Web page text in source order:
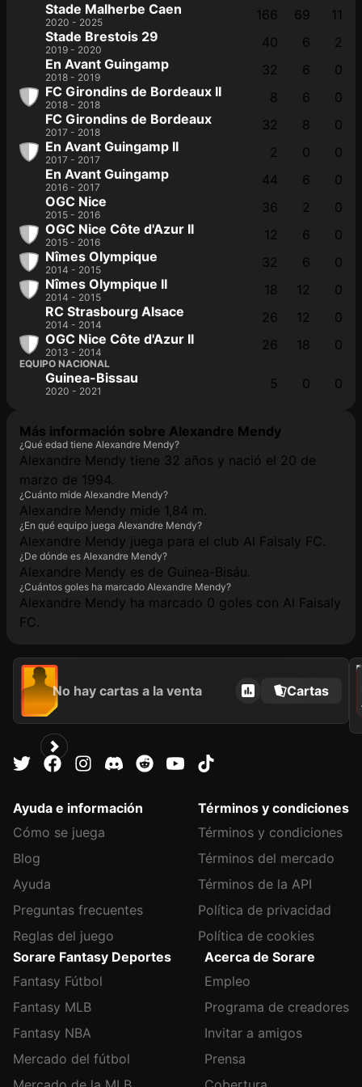
Stade Malherbe Caen
2020 - 2025 166 69
11
Stade Brestois 29
2019 - 2020 40 6
2
En Avant Guingamp
2018 - 2019 32 6
0
FC Girondins de Bordeaux II
2018 - 2018 8 6
0
FC Girondins de Bordeaux
2017 - 2018 32 8
0
En Avant Guingamp II
2017 - 2017 2 0
0
En Avant Guingamp
2016 - 2017 44 6
0
OGC Nice
2015 - 2016 36 2
0
OGC Nice Côte d'Azur II
2015 - 2016 12 6
0
Nîmes Olympique
2014 - 2015 32 6
0
Nîmes Olympique II
2014 - 2015 18 12
0
RC Strasbourg Alsace
2014 - 2014 26 12
0
OGC Nice Côte d'Azur II
2013 - 2014 26 18 0
EQUIPO NACIONAL
Guinea-Bissau
2020 - 2021 5 0 0
Más información sobre Alexandre Mendy
¿Qué edad tiene Alexandre Mendy?
Alexandre Mendy tiene 32 años y nació el 20 de
marzo de 1994.
¿Cuánto mide Alexandre Mendy?
Alexandre Mendy mide 1,84 m.
¿En qué equipo juega Alexandre Mendy?
Alexandre Mendy juega para el club Al Faisaly FC.
¿De dónde es Alexandre Mendy?
Alexandre Mendy es de Guinea-Bisáu.
¿Cuántos goles ha marcado Alexandre Mendy?
Alexandre Mendy ha marcado 0 goles con Al Faisaly
FC.
No hay cartas a la venta Cartas
2023
Ayuda e información
Cómo se juega
Blog
Ayuda
Preguntas frecuentes
Reglas del juego
Términos y condiciones
Términos y condiciones
Términos del mercado
Términos de la API
Política de privacidad
Política de cookies
Sorare Fantasy Deportes
Fantasy Fútbol
Fantasy MLB
Fantasy NBA
Mercado del fútbol
Acerca de Sorare
Empleo
Programa de creadores
Invitar a amigos
Prensa